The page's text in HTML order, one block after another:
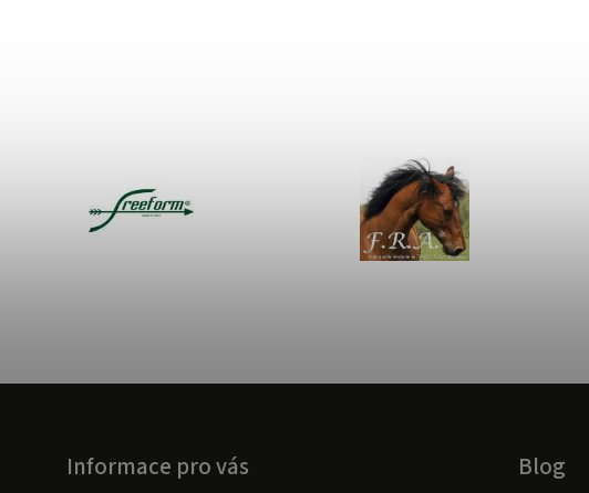
Informace pro vás Blog